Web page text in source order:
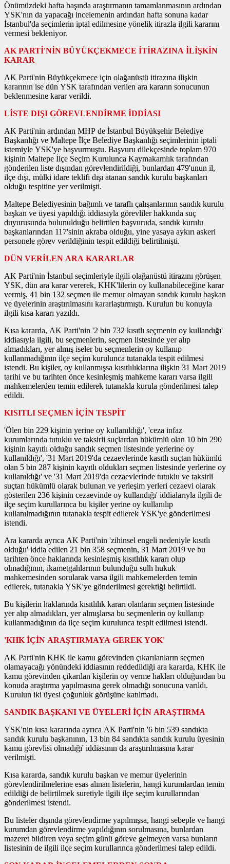
Önümüzdeki hafta başında araştırmanın tamamlanmasının ardından
YSK'nın da yapacağı incelemenin ardından hafta sonuna kadar
İstanbul'da seçimlerin iptal edilmesine yönelik itirazla ilgili kararını
vermesi bekleniyor.
AK PARTİ'NİN BÜYÜKÇEKMECE İTİRAZINA İLİŞKİN
KARAR
AK Parti'nin Büyükçekmece için olağanüstü itirazına ilişkin
kararının ise dün YSK tarafından verilen ara kararın sonucunun
beklenmesine karar verildi.
LİSTE DIŞI GÖREVLENDİRME İDDİASI
AK Parti'nin ardından MHP de İstanbul Büyükşehir Belediye
Başkanlığı ve Maltepe İlçe Belediye Başkanlığı seçimlerinin iptali
istemiyle YSK'ye başvurmuştu. Başvuru dilekçesinde toplam 970
kişinin Maltepe İlçe Seçim Kurulunca Kaymakamlık tarafından
gönderilen liste dışından görevlendirildiği, bunlardan 479'unun il,
ilçe dışı, mülki idare teklifi dışı atanan sandık kurulu başkanları
olduğu tespitine yer verilmişti.
Maltepe Belediyesinin bağımlı ve taraflı çalışanlarının sandık kurulu
başkan ve üyesi yapıldığı iddiasıyla görevliler hakkında suç
duyurusunda bulunulduğu belirtilen başvuruda, sandık kurulu
başkanlarından 117'sinin akraba olduğu, yine yasaya aykırı askeri
personele görev verildiğinin tespit edildiği belirtilmişti.
DÜN VERİLEN ARA KARARLAR
AK Parti'nin İstanbul seçimleriyle ilgili olağanüstü itirazını görüşen
YSK, dün ara karar vererek, KHK'lilerin oy kullanabileceğine karar
vermiş, 41 bin 132 seçmen ile memur olmayan sandık kurulu başkan
ve üyelerinin araştırılmasını kararlaştırmıştı. Kurulun bu konuyla
ilgili kısa kararı yazıldı.
Kısa kararda, AK Parti'nin '2 bin 732 kısıtlı seçmenin oy kullandığı'
iddiasıyla ilgili, bu seçmenlerin, seçmen listesinde yer alıp
almadıkları, yer almış iseler bu seçmenlerin oy kullanıp
kullanmadığının ilçe seçim kurulunca tutanakla tespit edilmesi
istendi. Bu kişiler, oy kullanmışsa kısıtlılıklarına ilişkin 31 Mart 2019
tarihi ve bu tarihten önce kesinleşmiş mahkeme kararı varsa ilgili
mahkemelerden temin edilerek tutanakla kurula gönderilmesi talep
edildi.
KISITLI SEÇMEN İÇİN TESPİT
'Ölen bin 229 kişinin yerine oy kullanıldığı', 'ceza infaz
kurumlarında tutuklu ve taksirli suçlardan hükümlü olan 10 bin 290
kişinin kayıtlı olduğu sandık seçmen listesinde yerlerine oy
kullanıldığı', '31 Mart 2019'da cezaevlerinde kasıtlı suçtan hükümlü
olan 5 bin 287 kişinin kayıtlı oldukları seçmen listesinde yerlerine oy
kullanıldığı' ve '31 Mart 2019'da cezaevlerinde tutuklu ve taksirli
suçtan hükümlü olarak bulunan ve yerleşim yerleri cezaevi olarak
gösterilen 236 kişinin cezaevinde oy kullandığı' iddialarıyla ilgili de
ilçe seçim kurullarınca bu kişiler yerine oy kullanılıp
kullanılmadığının tutanakla tespit edilerek YSK'ye gönderilmesi
istendi.
Ara kararda ayrıca AK Parti'nin 'zihinsel engeli nedeniyle kısıtlı
olduğu' iddia edilen 21 bin 358 seçmenin, 31 Mart 2019 ve bu
tarihten önce haklarında kesinleşmiş kısıtlılık kararı olup
olmadığının, ikametgahlarının bulunduğu sulh hukuk
mahkemesinden sorularak varsa ilgili mahkemelerden temin
edilerek, tutanakla YSK'ye gönderilmesi gerektiği belirtildi.
Bu kişilerin haklarında kısıtlılık kararı olanların seçmen listesinde
yer alıp almadıkları, yer almışlarsa bu seçmenlerin oy kullanıp
kullanmadığının da ilçe seçim kurulunca tespit edilmesi istendi.
'KHK İÇİN ARAŞTIRMAYA GEREK YOK'
AK Parti'nin KHK ile kamu görevinden çıkarılanların seçmen
olamayacağı yönündeki iddiasının reddedildiği ara kararda, KHK ile
kamu görevinden çıkarılan kişilerin oy verme hakları olduğundan bu
konuda araştırma yapılmasına gerek olmadığı sonucuna varıldı.
Kurulun iki üyesi çoğunluk görüşüne katılmadı.
SANDIK BAŞKANI VE ÜYELERİ İÇİN ARAŞTIRMA
YSK'nin kısa kararında ayrıca AK Parti'nin '6 bin 539 sandıkta
sandık kurulu başkanının, 13 bin 84 sandıkta sandık kurulu üyesinin
kamu görevlisi olmadığı' iddiasının da araştırılmasına karar
verilmişti.
Kısa kararda, sandık kurulu başkan ve memur üyelerinin
görevlendirilmelerine esas alınan listelerin, hangi kurumlardan temin
edildiği de belirtilmek suretiyle ilgili ilçe seçim kurullarından
gönderilmesi istendi.
Bu listeler dışında görevlendirme yapılmışsa, hangi sebeple ve hangi
kurumdan görevlendirme yapıldığının sorulmasına, bunlardan
mazeret bildiren veya seçim günü göreve gelmeyen varsa bunların
listesinin de ilgili ilçe seçim kurullarınca gönderilmesi talep edildi.